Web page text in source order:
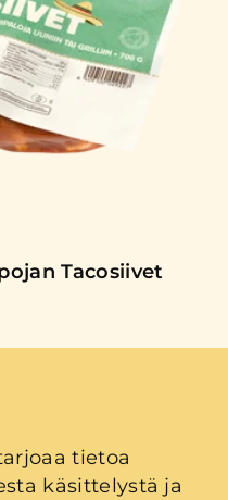
Tacosiivet
tietoa
käsittelystä ja